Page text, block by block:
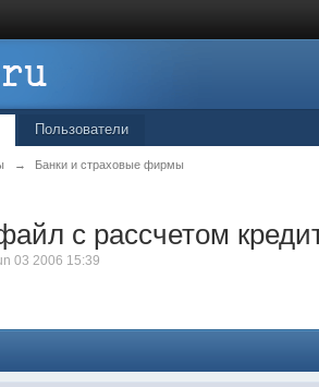
Пользователи
→ Банки и страховые фирмы
с рассчетом
03 2006 15:39